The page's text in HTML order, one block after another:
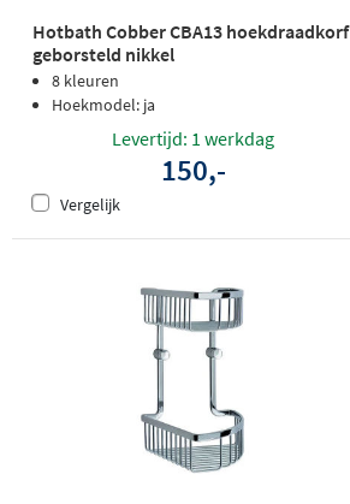
Hotbath Cobber CBA13 hoekdraadkorf
geborsteld nikkel
8 kleuren
Hoekmodel: ja
Levertijd: 1 werkdag
150,-
Vergelijk